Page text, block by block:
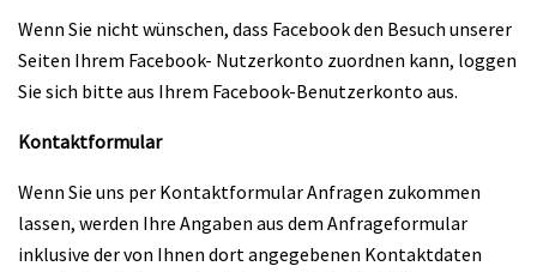
Wenn Sie nicht wünschen, dass Facebook den Besuch unserer
Seiten Ihrem Facebook- Nutzerkonto zuordnen kann, loggen
Sie sich bitte aus Ihrem Facebook-Benutzerkonto aus.
Kontaktformular
Wenn Sie uns per Kontaktformular Anfragen zukommen
lassen, werden Ihre Angaben aus dem Anfrageformular
inklusive der von Ihnen dort angegebenen Kontaktdaten